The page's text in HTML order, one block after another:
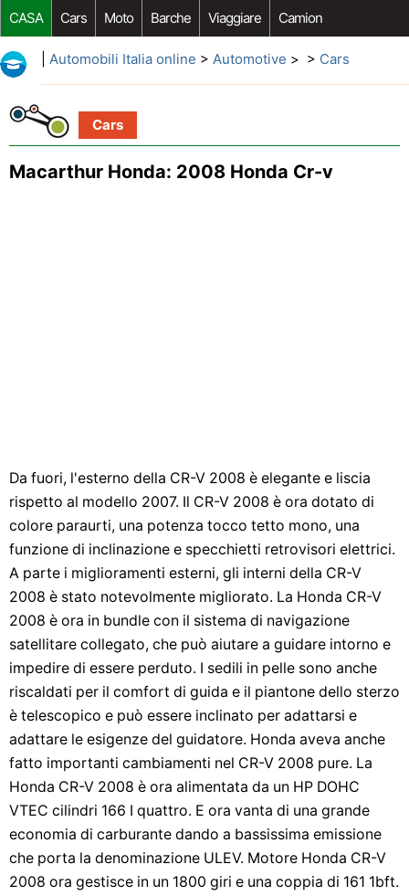
CASA Cars Moto Barche Viaggiare Camion
Riparazione Auto Acquisto Auto Car Opzioni Aftermarket
Automobili Italia online > Automotive > > Cars
Cars
Macarthur Honda: 2008 Honda Cr-v
Da fuori, l'esterno della CR-V 2008 è elegante e liscia
rispetto al modello 2007. Il CR-V 2008 è ora dotato di
colore paraurti, una potenza tocco tetto mono, una
funzione di inclinazione e specchietti retrovisori elettrici.
A parte i miglioramenti esterni, gli interni della CR-V
2008 è stato notevolmente migliorato. La Honda CR-V
2008 è ora in bundle con il sistema di navigazione
satellitare collegato, che può aiutare a guidare intorno e
impedire di essere perduto. I sedili in pelle sono anche
riscaldati per il comfort di guida e il piantone dello sterzo
è telescopico e può essere inclinato per adattarsi e
adattare le esigenze del guidatore. Honda aveva anche
fatto importanti cambiamenti nel CR-V 2008 pure. La
Honda CR-V 2008 è ora alimentata da un HP DOHC
VTEC cilindri 166 I quattro. E ora vanta di una grande
economia di carburante dando a bassissima emissione
che porta la denominazione ULEV. Motore Honda CR-V
2008 ora gestisce in un 1800 giri e una coppia di 161 1bft.